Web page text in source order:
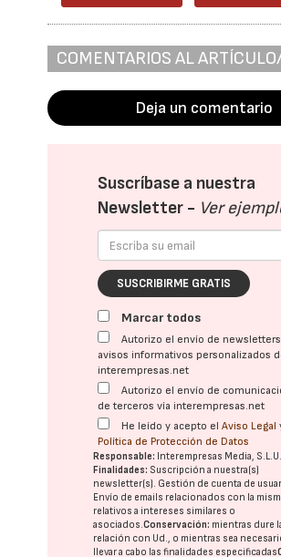
COMENTARIOS AL
Deja un comentario
Suscríbase a nuestra
Newsletter - Ver
SUSCRIBIRME GRATIS
Marcar todos
Autorizo el envío de
avisos informativos personalizados
interempresas.net
Autorizo el envío de
de terceros vía interempresas.net
He leído y acepto elAviso Legal
Política de Protección de Datos
Responsable: Interempresas Media, S.L.U.
Finalidades: Suscripción a nuestra(s)
newsletter(s). Gestión de cuenta de
Envío de emails relacionados con la
relativos a intereses similares o
asociados.Conservación: mientras dure
relación con Ud., o mientras sea
llevar a cabo las finalidades especificadas